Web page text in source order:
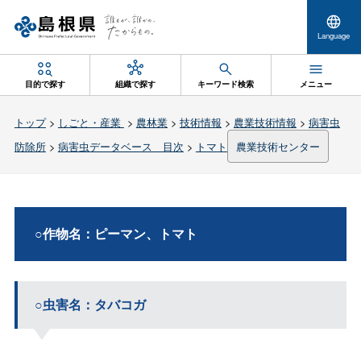
Language
目的で探す 組織で探す キーワード検索 メニュー
トップ> しごと・産業 > 農林業> 技術情報 > 農業技術情報 > 病害虫
防除所> 病害虫データベース 目次 > トマト 農業技術センター
○作物名：ピーマン、トマト
○虫害名：タバコガ